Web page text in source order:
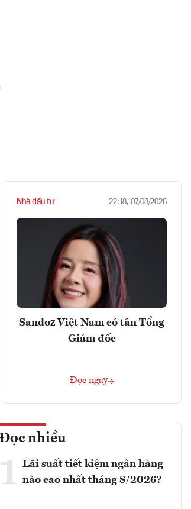
Nhà đầu tư 22:18, 07/08/2026
Sandoz Việt Nam có tân Tổng
Giám đốc
Đọc ngay
nhiều
1 Lãi suất tiết kiệm ngân hàng
nào cao nhất tháng 8/2026?